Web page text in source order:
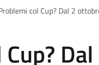
col Cup? Dal 2